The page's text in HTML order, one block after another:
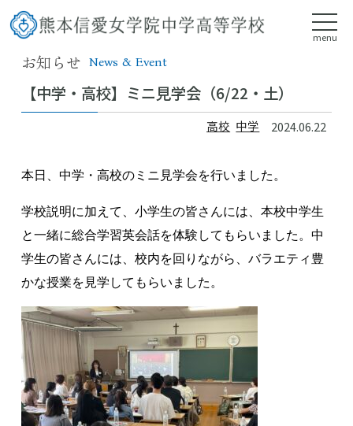
お知らせ News & Event
【中学・高校】ミニ見学会（6/22・土）
高校 中学 2024.06.22
本日、中学・高校のミニ見学会を行いました。
学校説明に加えて、小学生の皆さんには、本校中学生
と一緒に総合学習英会話を体験してもらいました。中
学生の皆さんには、校内を回りながら、バラエティ豊
かな授業を見学してもらいました。
menu